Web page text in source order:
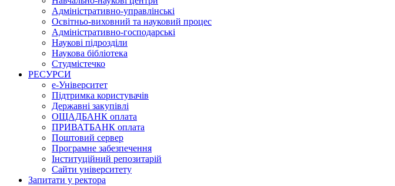
Адміністративно-управлінські
Освітньо-виховний та науковий процес
Адміністративно-господарські
Наукові підрозділи
Наукова бібліотека
Студмістечко
РЕСУРСИ
е-Університет
Підтримка користувачів
Державні закупівлі
ОЩАДБАНК оплата
ПРИВАТБАНК оплата
Поштовий сервер
Програмне забезпечення
Інституційний репозитарій
Сайти університету
Запитати у ректора